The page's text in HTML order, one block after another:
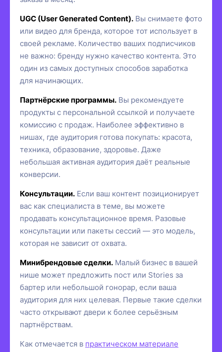
UGC (User Generated Content). Вы снимаете фото
или видео для бренда, которое тот использует в
своей рекламе. Количество ваших подписчиков
не важно: бренду нужно качество контента. Это
один из самых доступных способов заработка
для начинающих.
Партнёрские программы. Вы рекомендуете
продукты с персональной ссылкой и получаете
комиссию с продаж. Наиболее эффективно в
нишах, где аудитория готова покупать: красота,
техника, образование, здоровье. Даже
небольшая активная аудитория даёт реальные
конверсии.
Консультации. Если ваш контент позиционирует
вас как специалиста в теме, вы можете
продавать консультационное время. Разовые
консультации или пакеты сессий — это модель,
которая не зависит от охвата.
Минибрендовые сделки. Малый бизнес в вашей
нише может предложить пост или Stories за
бартер или небольшой гонорар, если ваша
аудитория для них целевая. Первые такие сделки
часто открывают двери к более серьёзным
партнёрствам.
Как отмечается в практическом материале